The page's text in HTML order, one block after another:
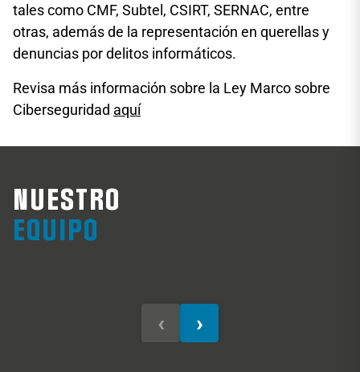
tales como CMF, Subtel, CSIRT, SERNAC, entre
otras, además de la representación en querellas y
denuncias por delitos informáticos.
Revisa más información sobre la Ley Marco sobre
Ciberseguridad aquí
NUESTRO
EQUIPO
Guillermo Carey
‹ ›